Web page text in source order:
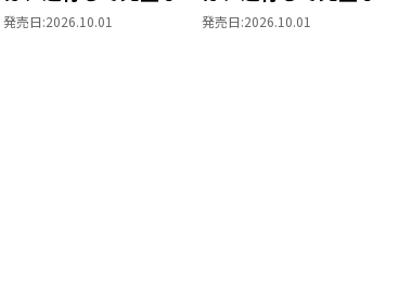
女を目指す@COMIC
発売日:2026.10.01
女を目指す@COMIC
発売日:2026.10.01